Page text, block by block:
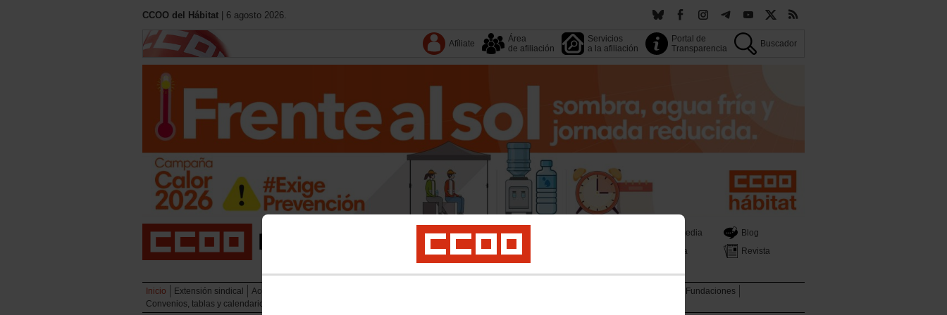
CCOO del Hábitat | 6 agosto 2026.
Afíliate
Área
de afiliación
Servicios
a la afiliación
Portal de
Transparencia
Buscador
Tu organización Multimedia
Blog
Fundaciones
Prensa
Revista
Inicio Extensión sindical Acción sindical
Fundaciones
Convenios, tablas y calendarios